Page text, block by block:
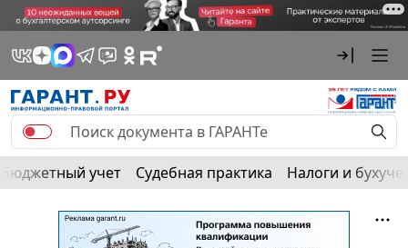
Бюджетный учет Судебная практика Налоги и